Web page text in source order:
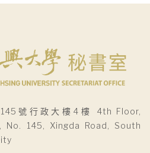
號行政大樓4樓 4th Floor,
No. 145, Xingda Road, South